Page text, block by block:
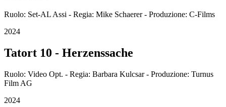
Ruolo: Set-AL Assi - Regia: Mike Schaerer - Produzione: C-Films
2024
Tatort 10 - Herzenssache
Ruolo: Video Opt. - Regia: Barbara Kulcsar - Produzione: Turnus
Film AG
2024